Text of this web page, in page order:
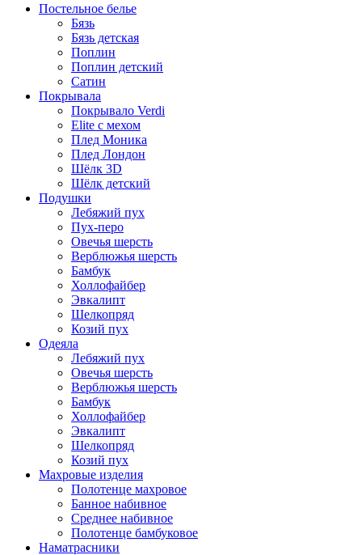
Постельное белье
Бязь
Бязь детская
Поплин
Поплин детский
Сатин
Покрывала
Покрывало Verdi
Elite с мехом
Плед Моника
Плед Лондон
Шёлк 3D
Шёлк детский
Подушки
Лебяжий пух
Пух-перо
Овечья шерсть
Верблюжья шерсть
Бамбук
Холлофайбер
Эвкалипт
Шелкопряд
Козий пух
Одеяла
Лебяжий пух
Овечья шерсть
Верблюжья шерсть
Бамбук
Холлофайбер
Эвкалипт
Шелкопряд
Козий пух
Махровые изделия
Полотенце махровое
Банное набивное
Среднее набивное
Полотенце бамбуковое
Наматрасники